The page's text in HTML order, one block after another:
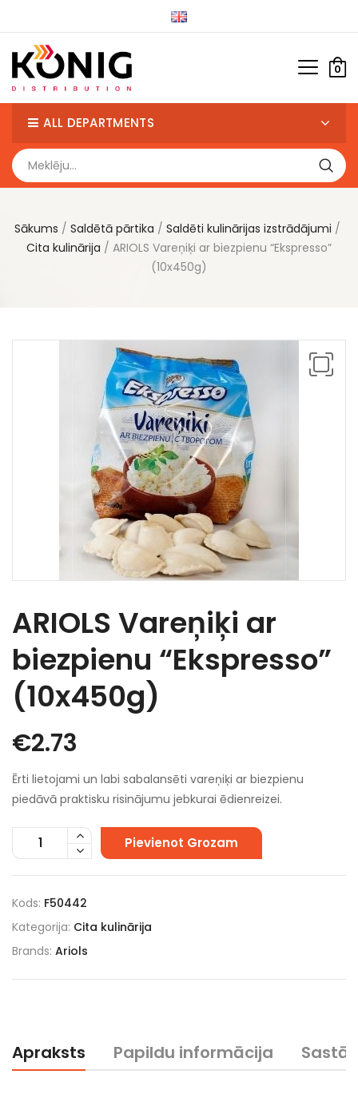
0
ALL DEPARTMENTS
Sākums Saldētā pārtika
Saldēti kulinārijas izstrādājumi
Cita kulinārija
ARIOLS Vareņiķi ar biezpienu “Ekspresso”
(10x450g)
ARIOLS Vareņiķi ar
biezpienu “Ekspresso”
(10x450g)
€2.73
Ērti lietojami un labi sabalansēti vareņiķi ar biezpienu
piedāvā praktisku risinājumu jebkurai ēdienreizei.
Pievienot Grozam
Kods: F50442
Kategorija: Cita kulinārija
Brands: Ariols
Apraksts Papildu informācija